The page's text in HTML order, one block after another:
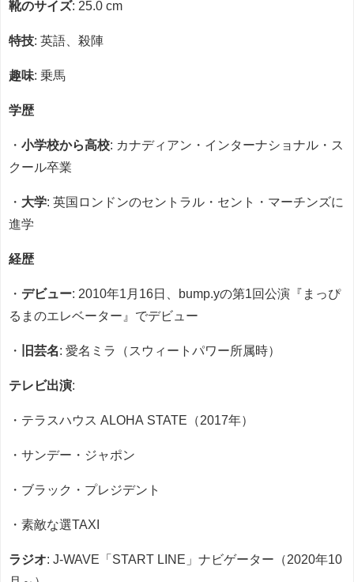
靴のサイズ: 25.0 cm
特技: 英語、殺陣
趣味: 乗馬
学歴
・ 小学校から高校: カナディアン・インターナショナル・ス
クール卒業
・ 大学: 英国ロンドンのセントラル・セント・マーチンズに
進学
経歴
・ デビュー: 2010年1月16日、bump.yの第1回公演『まっぴ
るまのエレベーター』でデビュー
・ 旧芸名: 愛名ミラ（スウィートパワー所属時）
テレビ出演:
・テラスハウス ALOHA STATE（2017年）
・サンデー・ジャポン
・ブラック・プレジデント
・素敵な選TAXI
ラジオ: J-WAVE「START LINE」ナビゲーター（2020年10